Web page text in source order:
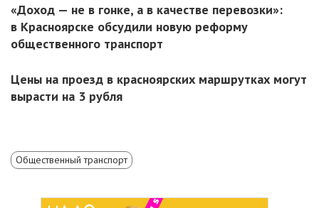
«Доход — не в гонке, а в качестве перевозки»:
в Красноярске обсудили новую реформу
общественного транспорт
Цены на проезд в красноярских маршрутках могут
вырасти на 3 рубля
Общественный транспорт